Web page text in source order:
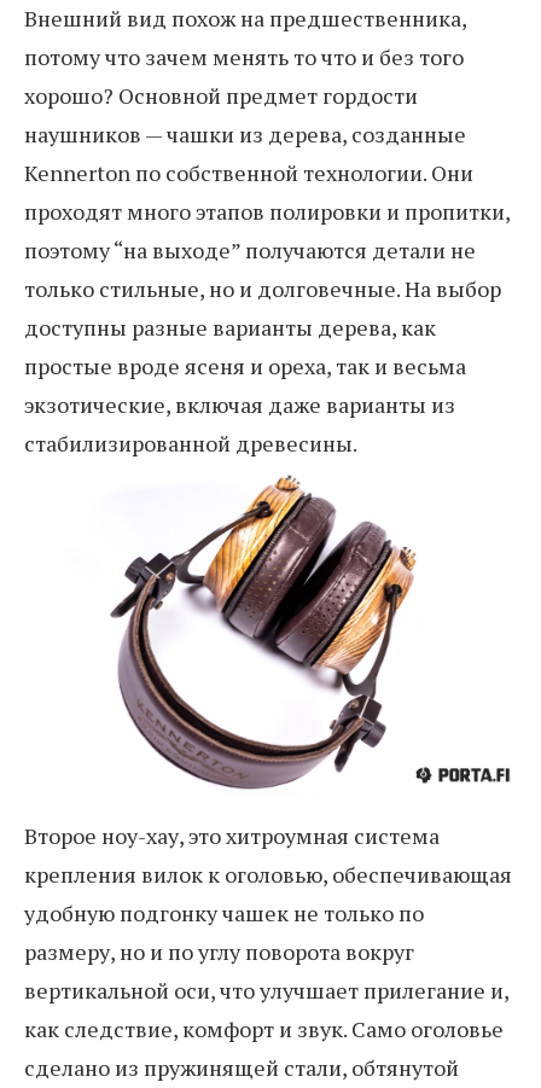
Внешний вид похож на предшественника,
потому что зачем менять то что и без того
хорошо? Основной предмет гордости
наушников — чашки из дерева, созданные
Kennerton по собственной технологии. Они
проходят много этапов полировки и пропитки,
поэтому “на выходе” получаются детали не
только стильные, но и долговечные. На выбор
доступны разные варианты дерева, как
простые вроде ясеня и ореха, так и весьма
экзотические, включая даже варианты из
стабилизированной древесины.
Второе ноу-хау, это хитроумная система
крепления вилок к оголовью, обеспечивающая
удобную подгонку чашек не только по
размеру, но и по углу поворота вокруг
вертикальной оси, что улучшает прилегание и,
как следствие, комфорт и звук. Само оголовье
сделано из пружинящей стали, обтянутой